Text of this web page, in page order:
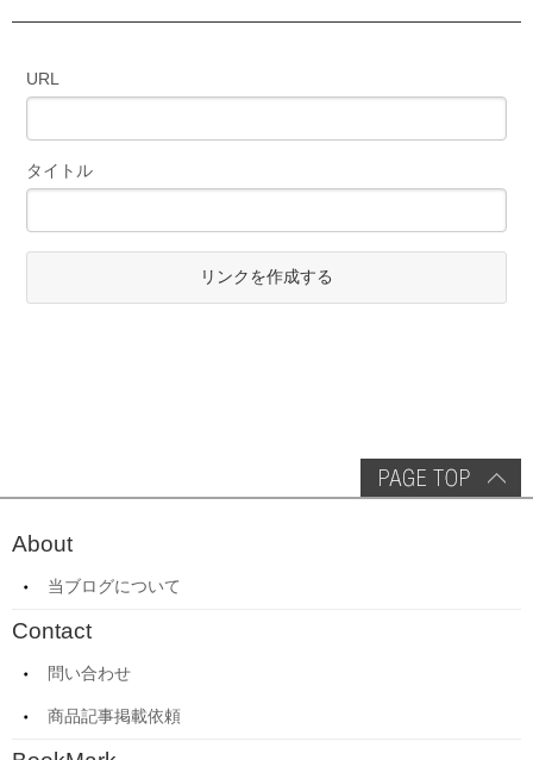
URL
タイトル
リンクを作成する
About
当ブログについて
Contact
問い合わせ
商品記事掲載依頼